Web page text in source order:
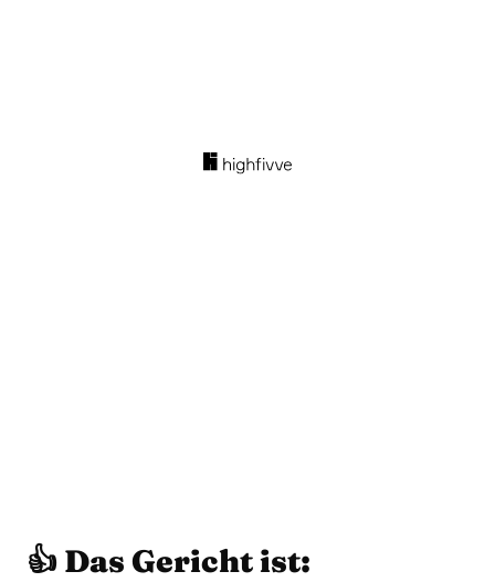
👍 Das Gericht ist: